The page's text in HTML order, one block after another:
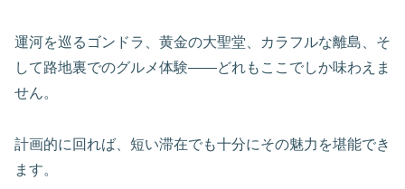
運河を巡るゴンドラ、黄金の大聖堂、カラフルな離島、そ
して路地裏でのグルメ体験——どれもここでしか味わえま
せん。
計画的に回れば、短い滞在でも十分にその魅力を堪能でき
ます。